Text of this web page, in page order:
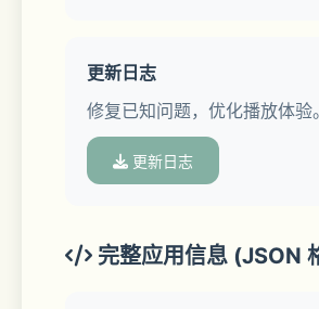
学习/运动/打游戏/通勤途中时
想听嘻哈/摇滚/电音/R&B？场
分类电台帮你随时随地，快速
更新日志
修复已知问题，优化播放体验。
更新日志
完整应用信息 (JSON